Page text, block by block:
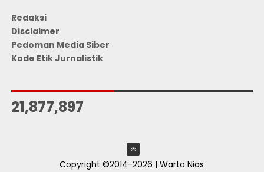
Redaksi
Disclaimer
Pedoman Media Siber
Kode Etik Jurnalistik
21,877,897
Copyright ©2014-2026 | Warta Nias